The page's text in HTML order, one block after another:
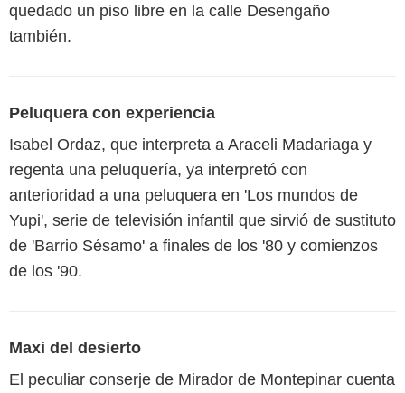
quedado un piso libre en la calle Desengaño
también.
Peluquera con experiencia
Isabel Ordaz, que interpreta a Araceli Madariaga y
regenta una peluquería, ya interpretó con
anterioridad a una peluquera en 'Los mundos de
Yupi', serie de televisión infantil que sirvió de sustituto
de 'Barrio Sésamo' a finales de los '80 y comienzos
de los '90.
Maxi del desierto
El peculiar conserje de Mirador de Montepinar cuenta